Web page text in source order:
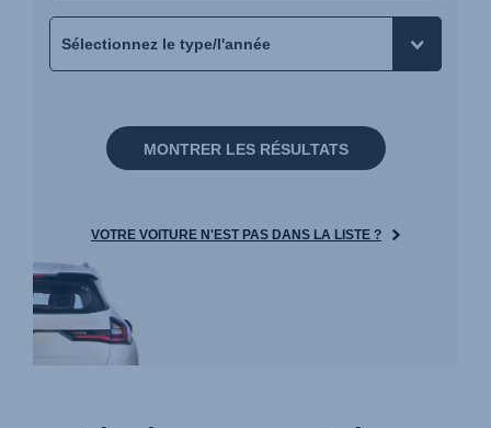
MONTRER LES RÉSULTATS
VOTRE VOITURE N'EST PAS DANS LA LISTE ?